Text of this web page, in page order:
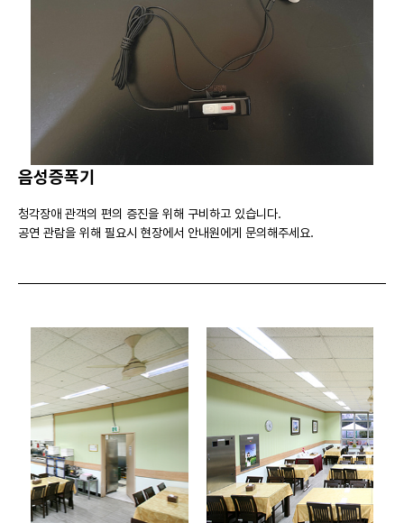
음성증폭기
청각장애 관객의 편의 증진을 위해 구비하고 있습니다.
공연 관람을 위해 필요시 현장에서 안내원에게 문의해주세요.